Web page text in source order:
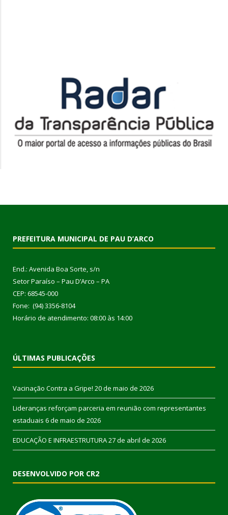
PREFEITURA MUNICIPAL DE PAU D’ARCO
End.: Avenida Boa Sorte, s/n
Setor Paraíso – Pau D’Arco – PA
CEP: 68545-000
Fone: (94) 3356-8104
Horário de atendimento: 08:00 às 14:00
ÚLTIMAS PUBLICAÇÕES
Vacinação Contra a Gripe! 20 de maio de 2026
Lideranças reforçam parceria em reunião com representantes
estaduais 6 de maio de 2026
EDUCAÇÃO E INFRAESTRUTURA27 de abril de 2026
DESENVOLVIDO POR CR2